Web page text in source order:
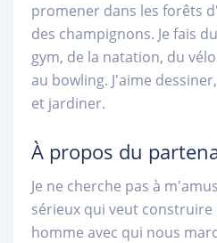
promener dans les forêts
des champignons. Je fais
gym, de la natation, du
au bowling. J'aime
et jardiner.
À propos du
Je ne cherche pas à
sérieux qui veut
homme avec qui nous